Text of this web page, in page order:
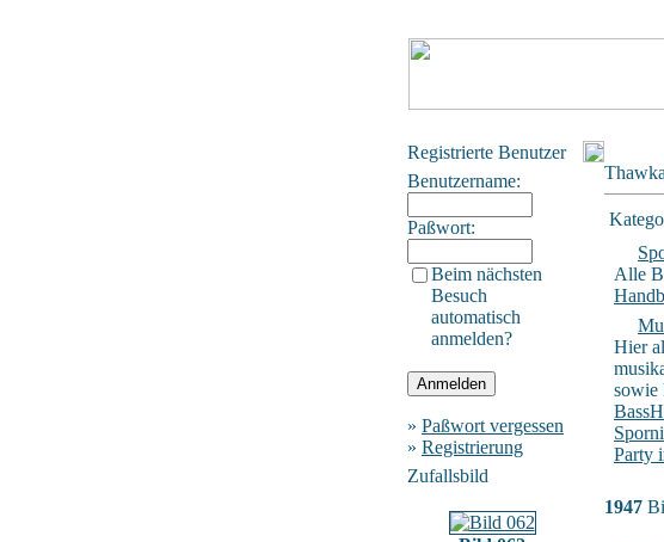
Registrierte Benutzer
Benutzername:
Paßwort:
Beim nächsten
Besuch
automatisch
anmelden?
» Paßwort vergessen
» Registrierung
Zufallsbild
Alle
Hier
sowie
Party
1947